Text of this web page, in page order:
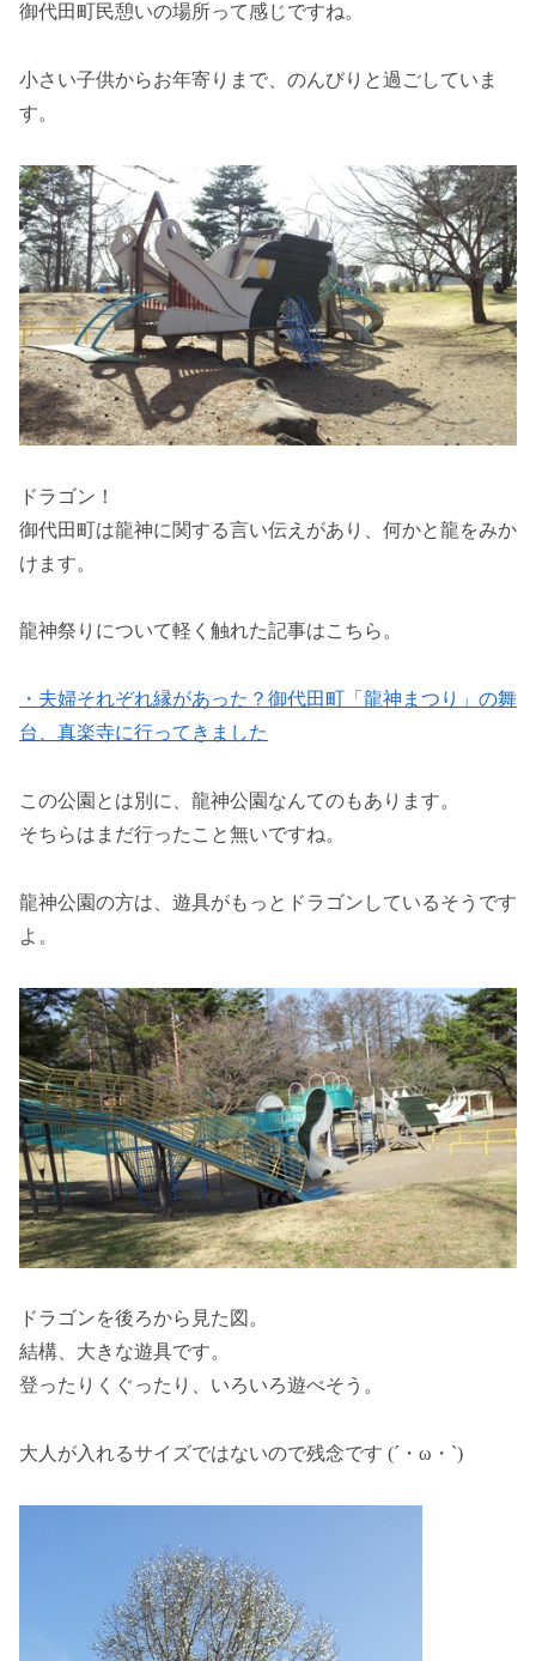
御代田町民憩いの場所って感じですね。
小さい子供からお年寄りまで、のんびりと過ごしていま
す。
ドラゴン！
御代田町は龍神に関する言い伝えがあり、何かと龍をみか
けます。
龍神祭りについて軽く触れた記事はこちら。
・夫婦それぞれ縁があった？御代田町「龍神まつり」の舞
台、真楽寺に行ってきました
この公園とは別に、龍神公園なんてのもあります。
そちらはまだ行ったこと無いですね。
龍神公園の方は、遊具がもっとドラゴンしているそうです
よ。
ドラゴンを後ろから見た図。
結構、大きな遊具です。
登ったりくぐったり、いろいろ遊べそう。
大人が入れるサイズではないので残念です (´・ω・`)